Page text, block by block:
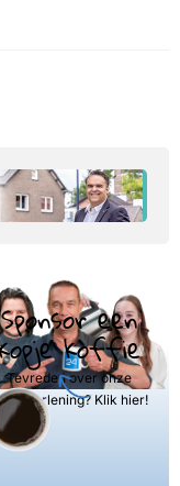
Sponsor een
koffie
Tevreden over onze
Klik hier!